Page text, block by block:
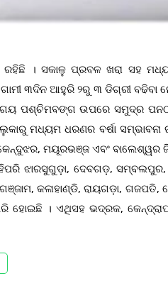
। ସକାଳୁ ପ୍ରବଳ ଖରା ସହ
୩ଦିନ ଆହୁରି ୨ରୁ ୩ ଡିଗ୍ରୀ ବଢିବା
ପଶ୍ଚିମବଙ୍ଗ ଉପରେ ସମୁଦ୍ର
ମଧ୍ୟମ ଧରଣର ବର୍ଷା
ମୟୂରଭଞ୍ଜ ଏବଂ
ଝାରସୁଗୁଡ଼ା, ଦେବଗଡ଼,
କଳାହାଣ୍ଡି, ରାୟଗଡ଼ା,
ହୋଇଛି । ଏଥିସହ ଭଦ୍ରକ,